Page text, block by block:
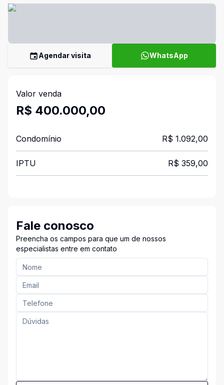
Agendar visita WhatsApp
Valor venda
R$ 400.000,00
Condomínio R$ 1.092,00
IPTU R$ 359,00
Fale conosco
Preencha os campos para que um de nossos
especialistas entre em contato